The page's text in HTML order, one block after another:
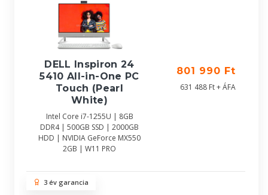
DELL Inspiron 24
5410 All-in-One PC
Touch (Pearl
White)
Intel Core i7-1255U | 8GB
DDR4 | 500GB SSD | 2000GB
HDD | NVIDIA GeForce MX550
2GB | W11 PRO
801 990 Ft
631 488 Ft + ÁFA
3 év garancia